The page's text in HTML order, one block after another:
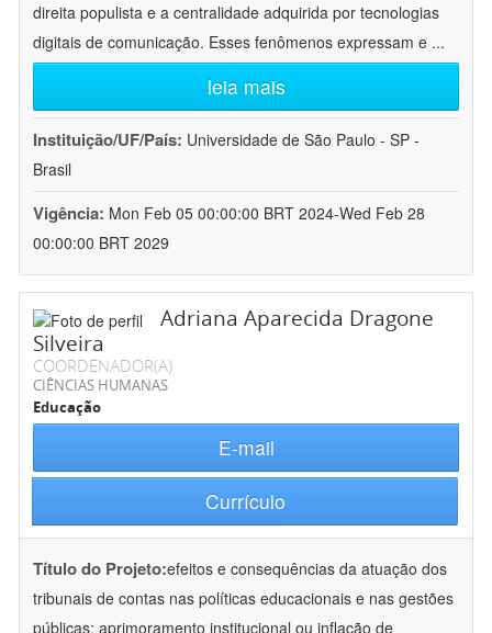
direita populista e a centralidade adquirida por tecnologias
digitais de comunicação. Esses fenômenos expressam e ...
leia mais
Instituição/UF/País: Universidade de São Paulo - SP -
Brasil
Vigência: Mon Feb 05 00:00:00 BRT 2024-Wed Feb 28
00:00:00 BRT 2029
Adriana Aparecida Dragone
Silveira
COORDENADOR(A)
CIÊNCIAS HUMANAS
Educação
E-mail
Currículo
Título do Projeto:efeitos e consequências da atuação dos
tribunais de contas nas políticas educacionais e nas gestões
públicas: aprimoramento institucional ou inflação de